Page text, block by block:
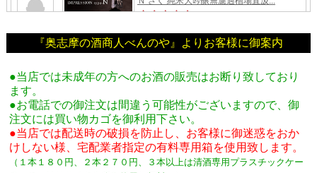
『奥志摩の酒商人べんのや』よりお客様に御案内
●当店では未成年の方へのお酒の販売はお断り致しており
ます。
●お電話での御注文は間違う可能性がございますので、御
注文には買い物カゴを御利用下さい。
●当店では配送時の破損を防止し、お客様に御迷惑をおか
けしない様、宅配業者指定の有料専用箱を使用致します。
（１本１８０円、２本２７０円、３本以上は清酒専用プラスチックケー